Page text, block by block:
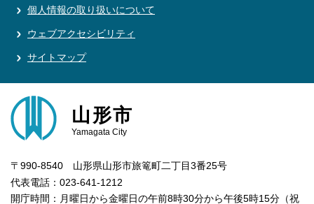
個人情報の取り扱いについて
ウェブアクセシビリティ
サイトマップ
山形市
Yamagata City
〒990-8540 山形県山形市旅篭町二丁目3番25号
代表電話：023-641-1212
開庁時間：月曜日から金曜日の午前8時30分から午後5時15分（祝